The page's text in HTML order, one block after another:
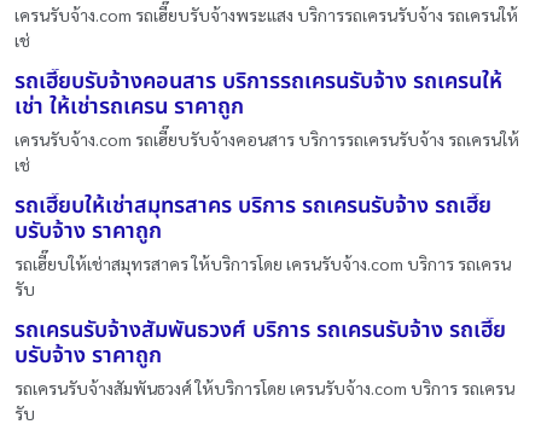
เครนรับจ้าง.com รถเฮี๊ยบรับจ้างพระแสง บริการรถเครนรับจ้าง รถเครนให้
เช่
รถเฮี๊ยบรับจ้างคอนสาร บริการรถเครนรับจ้าง รถเครนให้
เช่า ให้เช่ารถเครน ราคาถูก
เครนรับจ้าง.com รถเฮี๊ยบรับจ้างคอนสาร บริการรถเครนรับจ้าง รถเครนให้
เช่
รถเฮี๊ยบให้เช่าสมุทรสาคร บริการ รถเครนรับจ้าง รถเฮี๊ย
บรับจ้าง ราคาถูก
รถเฮี๊ยบให้เช่าสมุทรสาคร ให้บริการโดย เครนรับจ้าง.com บริการ รถเครน
รับ
รถเครนรับจ้างสัมพันธวงศ์ บริการ รถเครนรับจ้าง รถเฮี๊ย
บรับจ้าง ราคาถูก
รถเครนรับจ้างสัมพันธวงศ์ ให้บริการโดย เครนรับจ้าง.com บริการ รถเครน
รับ